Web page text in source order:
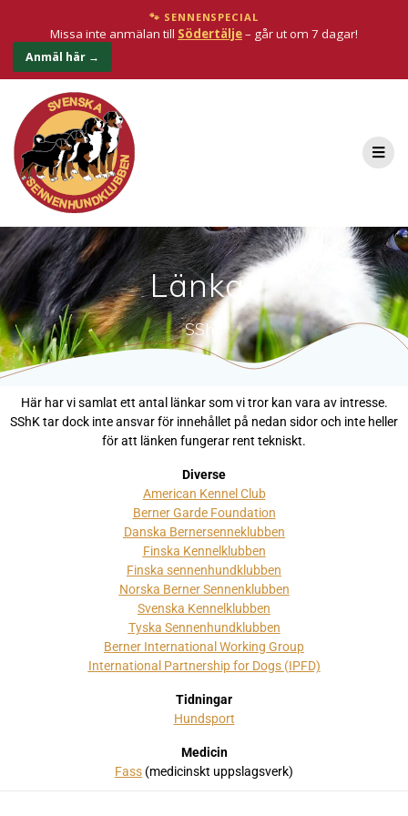
Länkar
SShK
Här har vi samlat ett antal länkar som vi tror kan vara av intresse.
SShK tar dock inte ansvar för innehållet på nedan sidor och inte heller
för att länken fungerar rent tekniskt.
Diverse
American Kennel Club
Berner Garde Foundation
Danska Bernersenneklubben
Finska Kennelklubben
Finska sennenhundklubben
Norska Berner Sennenklubben
Svenska Kennelklubben
Tyska Sennenhundklubben
Berner International Working Group
International Partnership for Dogs (IPFD)
Tidningar
Hundsport
Medicin
Fass (medicinskt uppslagsverk)
🐾 SENNENSPECIAL
Missa inte anmälan till Södertälje– går ut om 7 dagar!
Anmäl här →